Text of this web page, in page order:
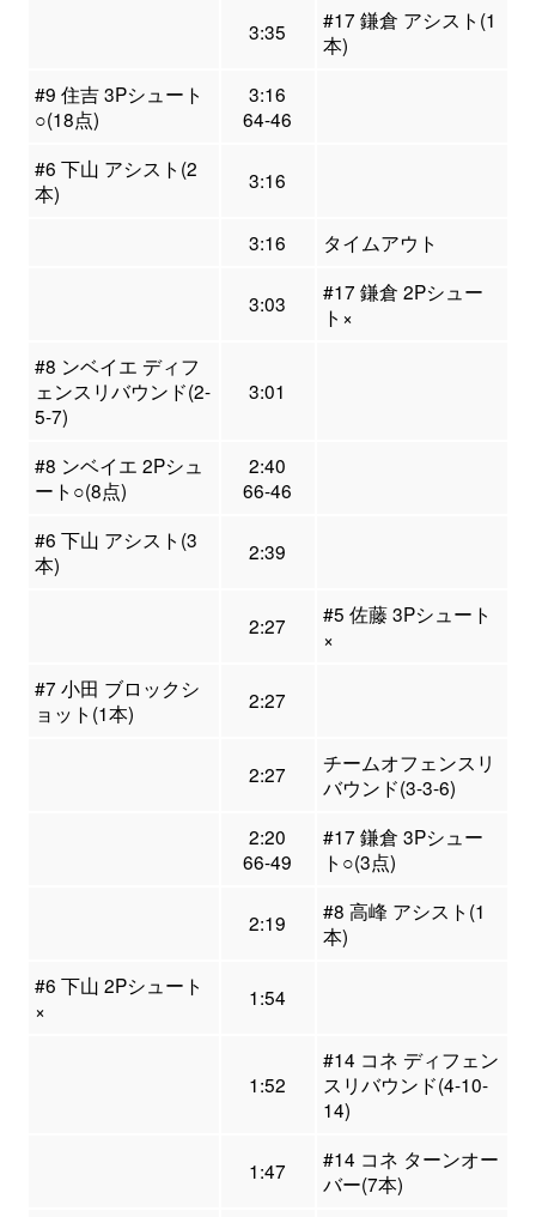
3:35
#17 鎌倉 アシスト(1
本)
#9 住吉 3Pシュート
○(18点)
3:16
64-46
#6 下山 アシスト(2
本)
3:16
3:16 タイムアウト
3:03
#17 鎌倉 2Pシュー
ト×
#8 ンベイエ ディフ
ェンスリバウンド(2-
5-7)
3:01
#8 ンベイエ 2Pシュ
ート○(8点)
2:40
66-46
#6 下山 アシスト(3
本)
2:39
2:27
#5 佐藤 3Pシュート
×
#7 小田 ブロックシ
ョット(1本)
2:27
2:27
チームオフェンスリ
バウンド(3-3-6)
2:20
66-49
#17 鎌倉 3Pシュー
ト○(3点)
2:19
#8 高峰 アシスト(1
本)
#6 下山 2Pシュート
×
1:54
1:52
#14 コネ ディフェン
スリバウンド(4-10-
14)
1:47
#14 コネ ターンオー
バー(7本)